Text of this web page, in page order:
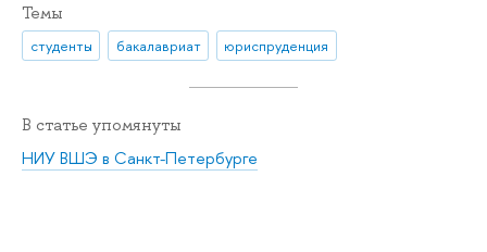
Темы
студенты бакалавриат юриспруденция
В статье упомянуты
НИУ ВШЭ в Санкт-Петербурге